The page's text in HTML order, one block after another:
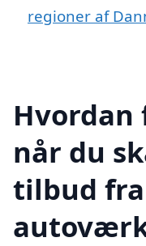
regioner af
Hvordan
når du
tilbud